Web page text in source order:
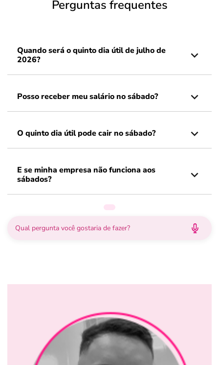
Perguntas frequentes
Quando será o quinto dia útil de julho de
2026?
Posso receber meu salário no sábado?
O quinto dia útil pode cair no sábado?
E se minha empresa não funciona aos
sábados?